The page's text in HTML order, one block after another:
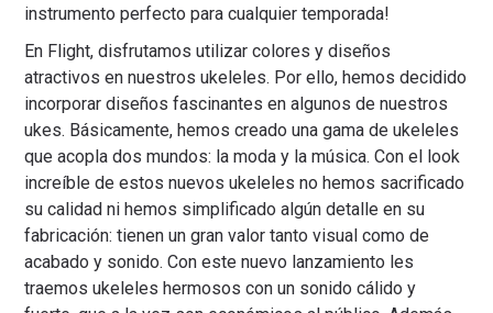
instrumento perfecto para cualquier temporada!
En Flight, disfrutamos utilizar colores y diseños
atractivos en nuestros ukeleles. Por ello, hemos decidido
incorporar diseños fascinantes en algunos de nuestros
ukes. Básicamente, hemos creado una gama de ukeleles
que acopla dos mundos: la moda y la música. Con el look
increíble de estos nuevos ukeleles no hemos sacrificado
su calidad ni hemos simplificado algún detalle en su
fabricación: tienen un gran valor tanto visual como de
acabado y sonido. Con este nuevo lanzamiento les
traemos ukeleles hermosos con un sonido cálido y